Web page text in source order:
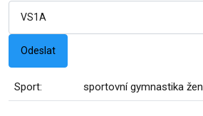
Sport: sportovní gymnastika žen